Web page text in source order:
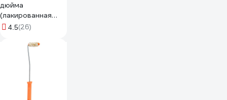
дюйма
(лакированная
деревянная ручка,
щетина, для
масляных красок)
TOPEX Профи
4.5(26)